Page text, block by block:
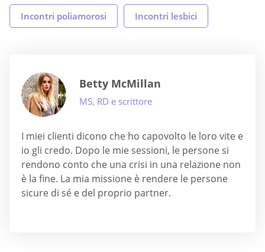
Incontri poliamorosi Incontri lesbici
Betty McMillan
MS, RD e scrittore
I miei clienti dicono che ho capovolto le loro vite e
io gli credo. Dopo le mie sessioni, le persone si
rendono conto che una crisi in una relazione non
è la fine. La mia missione è rendere le persone
sicure di sé e del proprio partner.